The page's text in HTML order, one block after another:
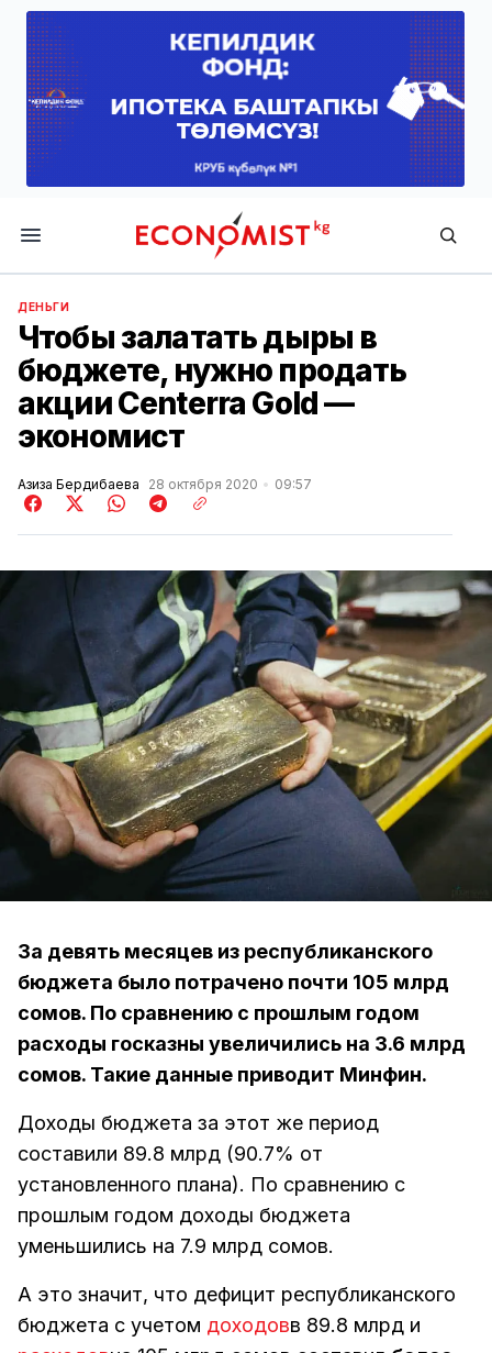
Economist.kg
ДЕНЬГИ
Чтобы залатать дыры в
бюджете, нужно продать
акции Centerra Gold —
экономист
Азиза Бердибаева 28 октября 2020 09:57
За девять месяцев из республиканского
бюджета было потрачено почти 105 млрд
сомов. По сравнению с прошлым годом
расходы госказны увеличились на 3.6 млрд
сомов. Такие данные приводит Минфин.
Доходы бюджета за этот же период
составили 89.8 млрд (90.7% от
установленного плана). По сравнению с
прошлым годом доходы бюджета
уменьшились на 7.9 млрд сомов.
А это значит, что дефицит республиканского
бюджета с учетом доходовв 89.8 млрд и